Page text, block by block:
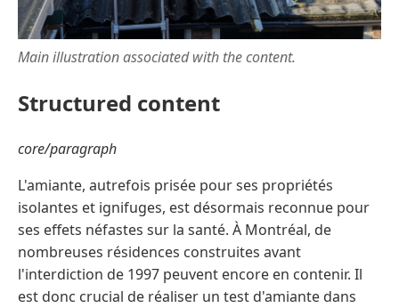
Main illustration associated with the content.
Structured content
core/paragraph
L'amiante, autrefois prisée pour ses propriétés
isolantes et ignifuges, est désormais reconnue pour
ses effets néfastes sur la santé. À Montréal, de
nombreuses résidences construites avant
l'interdiction de 1997 peuvent encore en contenir. Il
est donc crucial de réaliser un test d'amiante dans